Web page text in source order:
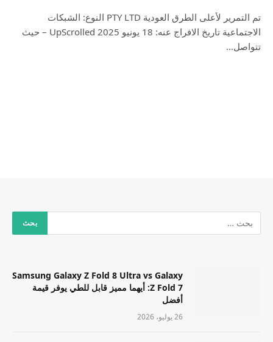
تم التمرير لأعلى الطرق العودية PTY LTD النوع: الشبكات
الاجتماعية تاريخ الافراج عنه: 18 يونيو 2025 UpScrolled – حيث
تتواصل…
Samsung Galaxy Z Fold 8 Ultra vs Galaxy
Z Fold 7: أيهما مميز قابل للطي يوفر قيمة
أفضل
26 يوليو، 2026